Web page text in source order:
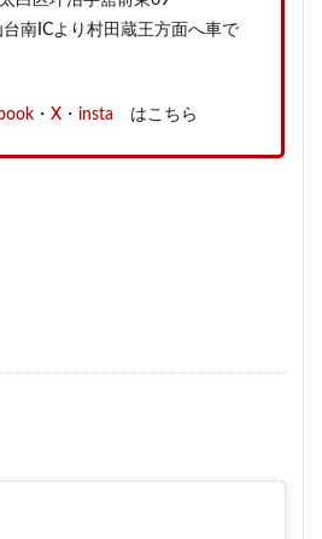
南ICより村田蔵王方面へ車で
・ X ・ insta はこちら